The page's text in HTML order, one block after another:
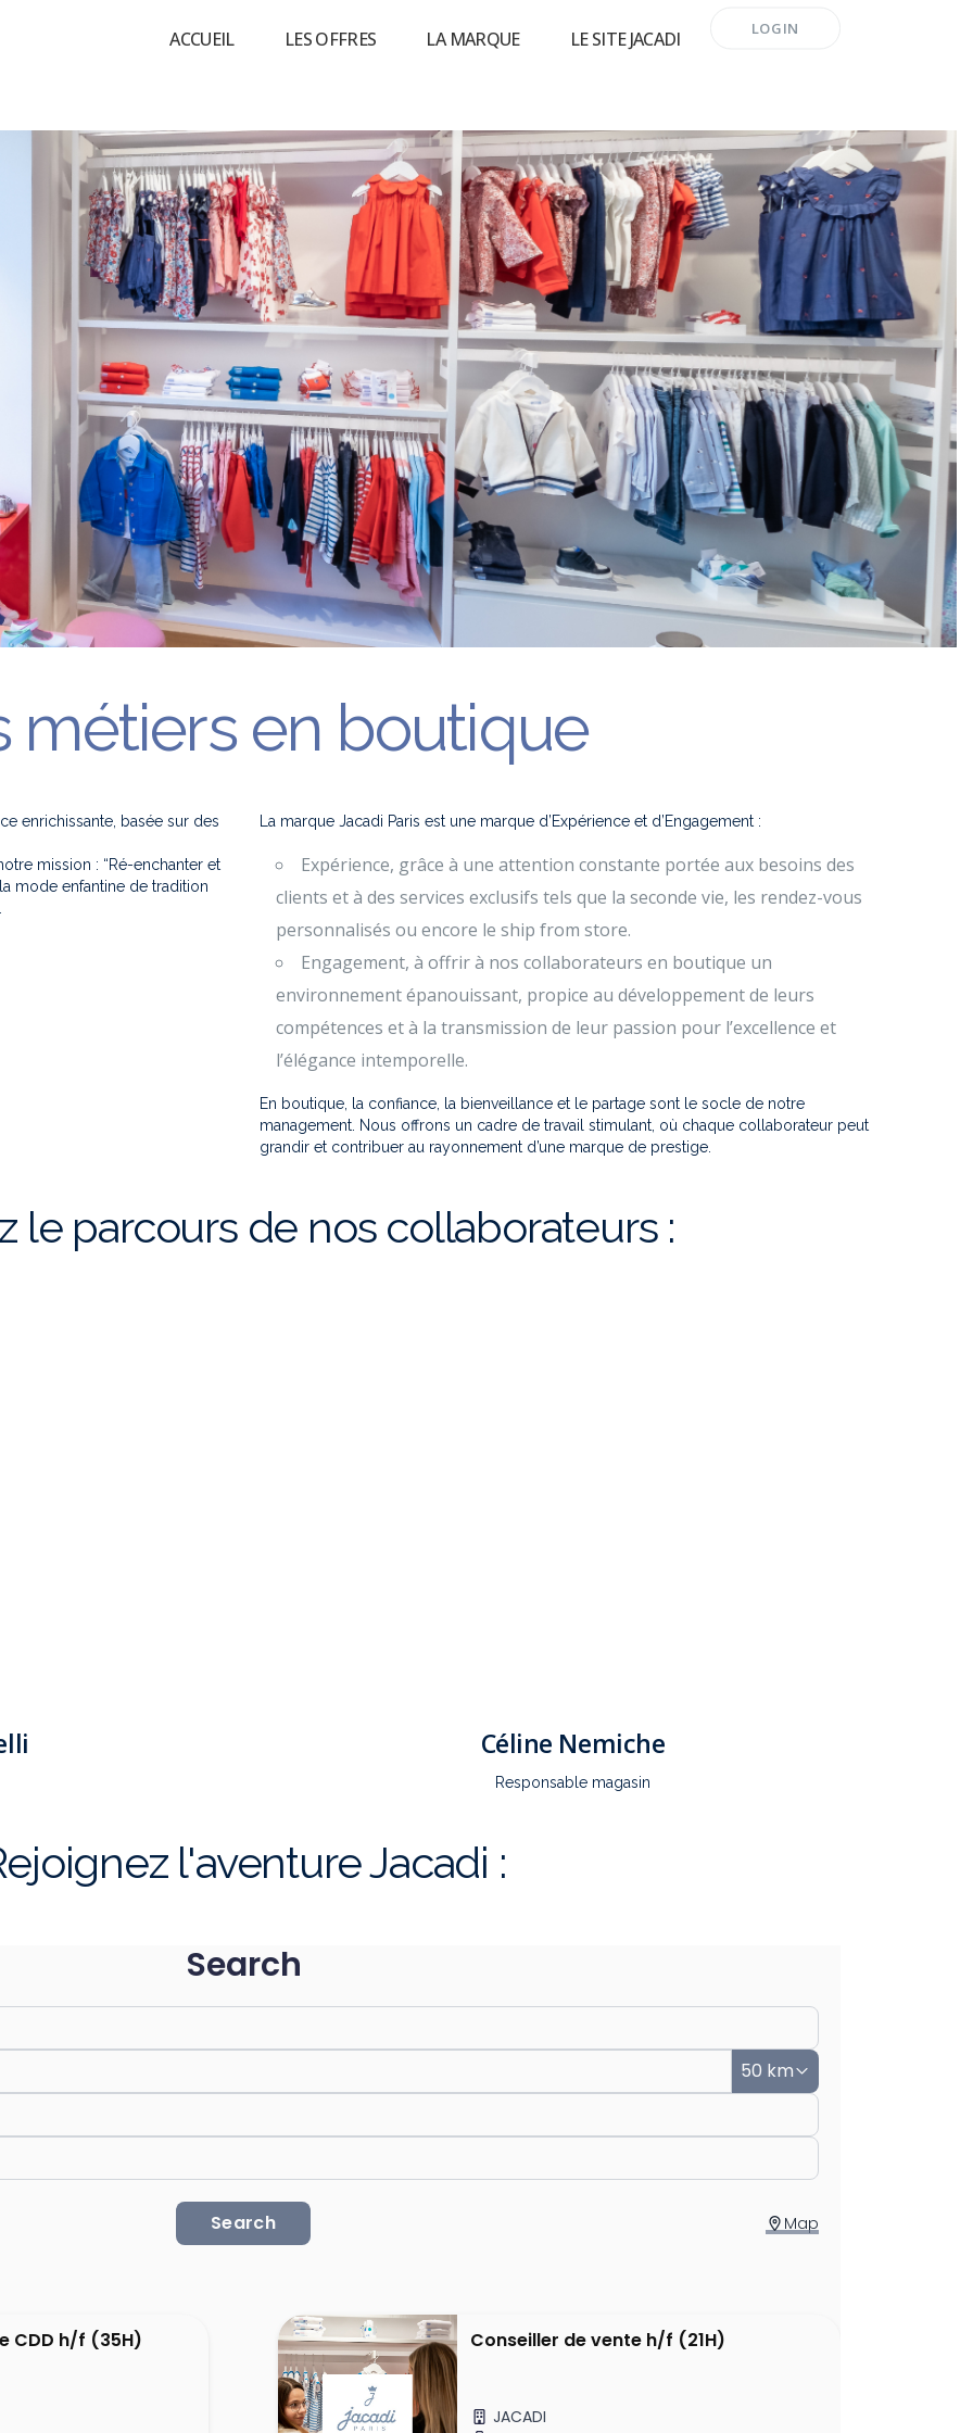
ACCUEIL LES OFFRES LA MARQUE LE SITE JACADI LOGIN
métiers en boutique
enrichissante, basée sur des
mission : “Ré-enchanter et
mode enfantine de tradition
La marque Jacadi Paris est une marque d’Expérience et d’Engagement :
Expérience, grâce à une attention constante portée aux besoins des
clients et à des services exclusifs tels que la seconde vie, les rendez-vous
personnalisés ou encore le ship from store.
Engagement, à offrir à nos collaborateurs en boutique un
environnement épanouissant, propice au développement de leurs
compétences et à la transmission de leur passion pour l’excellence et
l’élégance intemporelle.
En boutique, la confiance, la bienveillance et le partage sont le socle de notre
management. Nous offrons un cadre de travail stimulant, où chaque collaborateur peut
grandir et contribuer au rayonnement d’une marque de prestige.
le parcours de nos collaborateurs :
Céline Nemiche
Responsable magasin
l'aventure Jacadi :